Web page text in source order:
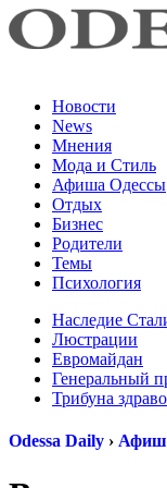
Новости
News
Мнения
Мода и Стиль
Афиша Одессы
Отдых
Бизнес
Родители
Темы
Психология
Наследие
Люстрации
Евромайдан
Генеральный
Трибуна
Odessa Daily ›